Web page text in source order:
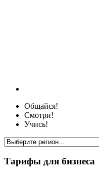
Общайся!
Смотри!
Учись!
Тарифы для бизнеса